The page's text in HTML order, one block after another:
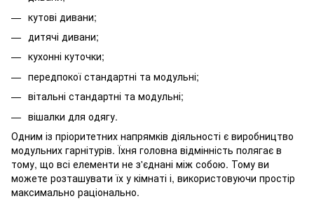
кутові дивани;
дитячі дивани;
кухонні куточки;
передпокої стандартні та модульні;
вітальні стандартні та модульні;
вішалки для одягу.
Одним із пріоритетних напрямків діяльності є виробництво
модульних гарнітурів. Їхня головна відмінність полягає в
тому, що всі елементи не з'єднані між собою. Тому ви
можете розташувати їх у кімнаті і, використовуючи простір
максимально раціонально.